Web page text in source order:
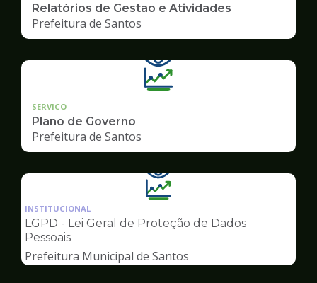
Relatórios de Gestão e Atividades
Prefeitura de Santos
SERVICO
Plano de Governo
Prefeitura de Santos
Ilustração
da
pagina
Transparência
INSTITUCIONAL
LGPD - Lei Geral de Proteção de Dados
Pessoais
Prefeitura Municipal de Santos